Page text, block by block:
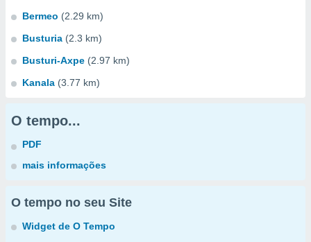
Bermeo (2.29 km)
Busturia (2.3 km)
Busturi-Axpe (2.97 km)
Kanala (3.77 km)
O tempo...
PDF
mais informações
O tempo no seu Site
Widget de O Tempo